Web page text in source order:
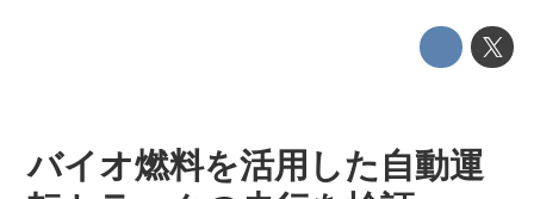
バイオ燃料を活用した自動運